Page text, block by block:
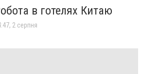
в готелях Китаю
2 серпня